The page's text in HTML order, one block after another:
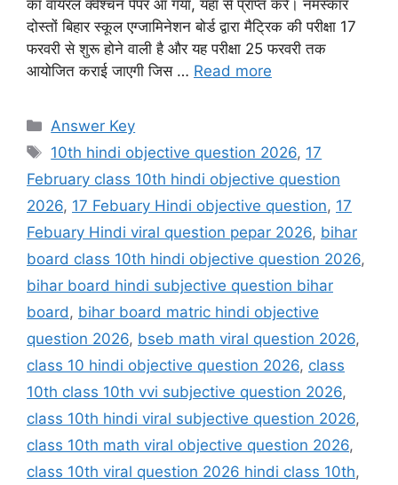
का वायरल क्वेश्चन पेपर आ गया, यहां से प्राप्त करें। नमस्कार
दोस्तों बिहार स्कूल एग्जामिनेशन बोर्ड द्वारा मैट्रिक की परीक्षा 17
फरवरी से शुरू होने वाली है और यह परीक्षा 25 फरवरी तक
आयोजित कराई जाएगी जिस … Read more
Categories
Answer Key
Tags
10th hindi objective question 2026, 17
February class 10th hindi objective question
2026, 17 Febuary Hindi objective question, 17
Febuary Hindi viral question pepar 2026, bihar
board class 10th hindi objective question 2026,
bihar board hindi subjective question bihar
board , bihar board matric hindi objective
question 2026, bseb math viral question 2026,
class 10 hindi objective question 2026, class
10th class 10th vvi subjective question 2026,
class 10th hindi viral subjective question 2026,
class 10th math viral objective question 2026,
class 10th viral question 2026 hindi class 10th,